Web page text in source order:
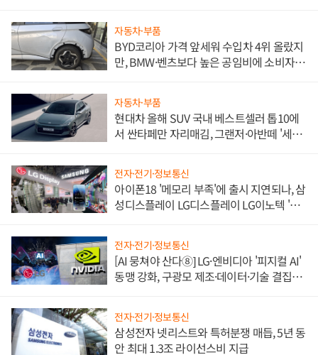
자동차·부품
BYD코리아 가격 앞세워 수입차 4위 올랐지
만, BMW·벤츠보다 높은 공임비에 소비자
자동차·부품
현대차 올해 SUV 국내 베스트셀러 톱10에
서 싼타페만 자리매김, 그랜저·아반떼 '세단
전자·전기·정보통신
아이폰18 '메모리 부족'에 출시 지연되나, 삼
성디스플레이 LG디스플레이 LG이노텍 '탈
전자·전기·정보통신
[AI 뭉쳐야 산다⑧] LG·엔비디아 '피지컬 AI'
동맹 강화, 구광모 제조·데이터·기술 결집
전자·전기·정보통신
삼성전자 넷리스트와 특허분쟁 매듭, 5년 동
안 최대 1.3조 라이선스비 지급